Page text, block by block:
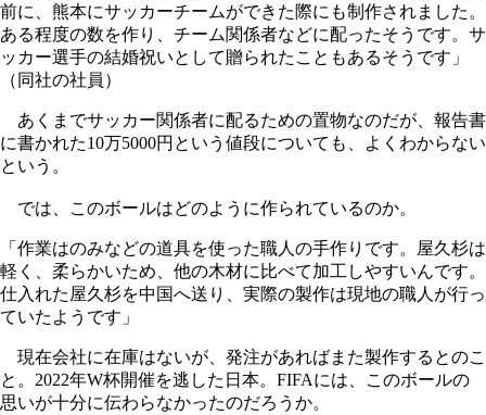
前に、熊本にサッカーチームができた際にも制作されました。
ある程度の数を作り、チーム関係者などに配ったそうです。サ
ッカー選手の結婚祝いとして贈られたこともあるそうです」
（同社の社員）
あくまでサッカー関係者に配るための置物なのだが、報告書
に書かれた10万5000円という値段についても、よくわからない
という。
では、このボールはどのように作られているのか。
「作業はのみなどの道具を使った職人の手作りです。屋久杉は
軽く、柔らかいため、他の木材に比べて加工しやすいんです。
仕入れた屋久杉を中国へ送り、実際の製作は現地の職人が行っ
ていたようです」
現在会社に在庫はないが、発注があればまた製作するとのこ
と。2022年W杯開催を逃した日本。FIFAには、このボールの
思いが十分に伝わらなかったのだろうか。